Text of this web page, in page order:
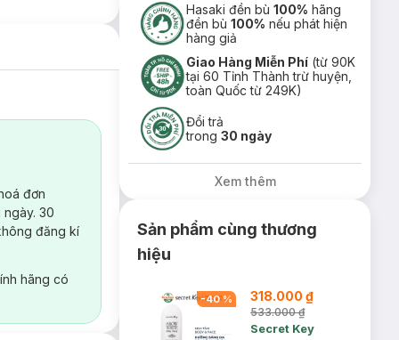
đơn
30
đăng kí
hãng có
Hasaki đền bù100% hãng
đền bù100% nếu phát hiện
hàng giả
Giao Hàng Miễn Phí (từ 90K
tại 60 Tỉnh Thành trừ huyện,
toàn Quốc từ 249K)
Đổi trả
trong30 ngày
Xem thêm
Sản phẩm cùng thương
hiệu
-40% 318.000 ₫
533.000 ₫
Secret Key